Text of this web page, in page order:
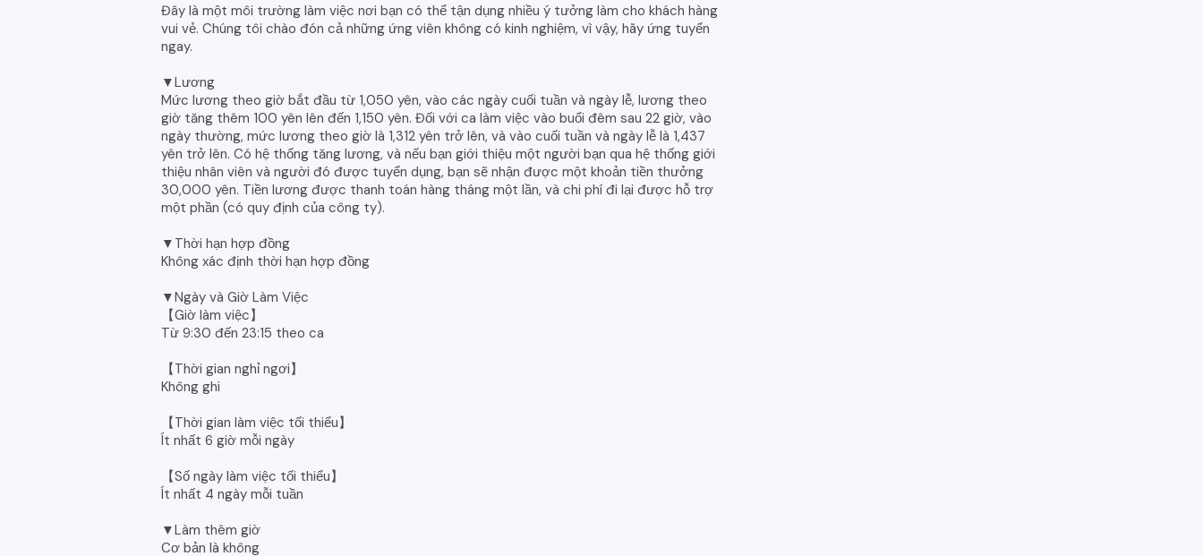
Đây là một môi trường làm việc nơi bạn có thể tận dụng nhiều ý tưởng làm cho khách hàng
vui vẻ. Chúng tôi chào đón cả những ứng viên không có kinh nghiệm, vì vậy, hãy ứng tuyển
ngay.
▼Lương
Mức lương theo giờ bắt đầu từ 1,050 yên, vào các ngày cuối tuần và ngày lễ, lương theo
giờ tăng thêm 100 yên lên đến 1,150 yên. Đối với ca làm việc vào buổi đêm sau 22 giờ, vào
ngày thường, mức lương theo giờ là 1,312 yên trở lên, và vào cuối tuần và ngày lễ là 1,437
yên trở lên. Có hệ thống tăng lương, và nếu bạn giới thiệu một người bạn qua hệ thống giới
thiệu nhân viên và người đó được tuyển dụng, bạn sẽ nhận được một khoản tiền thưởng
30,000 yên. Tiền lương được thanh toán hàng tháng một lần, và chi phí đi lại được hỗ trợ
một phần (có quy định của công ty).
▼Thời hạn hợp đồng
Không xác định thời hạn hợp đồng
▼Ngày và Giờ Làm Việc
【Giờ làm việc】
Từ 9:30 đến 23:15 theo ca
【Thời gian nghỉ ngơi】
Không ghi
【Thời gian làm việc tối thiểu】
Ít nhất 6 giờ mỗi ngày
【Số ngày làm việc tối thiểu】
Ít nhất 4 ngày mỗi tuần
▼Làm thêm giờ
Cơ bản là không